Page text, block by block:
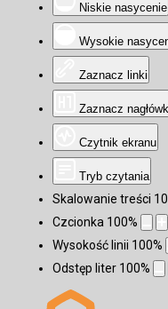
Niskie nasycenie
Wysokie
Zaznacz linki
Zaznacz
Czytnik ekranu
Tryb czytania
Skalowanie treści
Czcionka 100%
Wysokość linii 100%
Odstęp liter 100%